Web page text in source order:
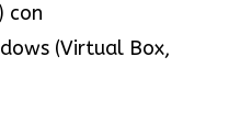
con
(Virtual Box,